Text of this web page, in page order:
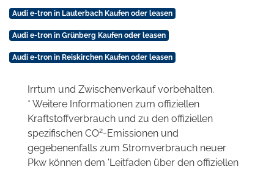
Audi e-tron in Lauterbach Kaufen oder leasen
Audi e-tron in Grünberg Kaufen oder leasen
Audi e-tron in Reiskirchen Kaufen oder leasen
Irrtum und Zwischenverkauf vorbehalten.
* Weitere Informationen zum offiziellen
Kraftstoffverbrauch und zu den offiziellen
spezifischen CO2-Emissionen und
gegebenenfalls zum Stromverbrauch neuer
Pkw können dem 'Leitfaden über den offiziellen